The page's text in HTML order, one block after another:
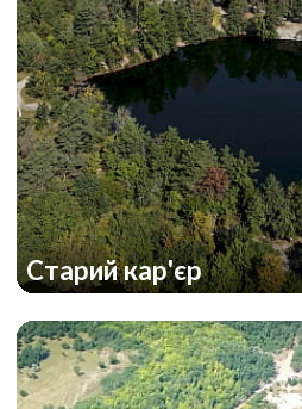
Старий кар'єр